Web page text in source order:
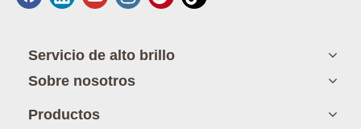
Servicio de alto brillo
Sobre nosotros
Productos